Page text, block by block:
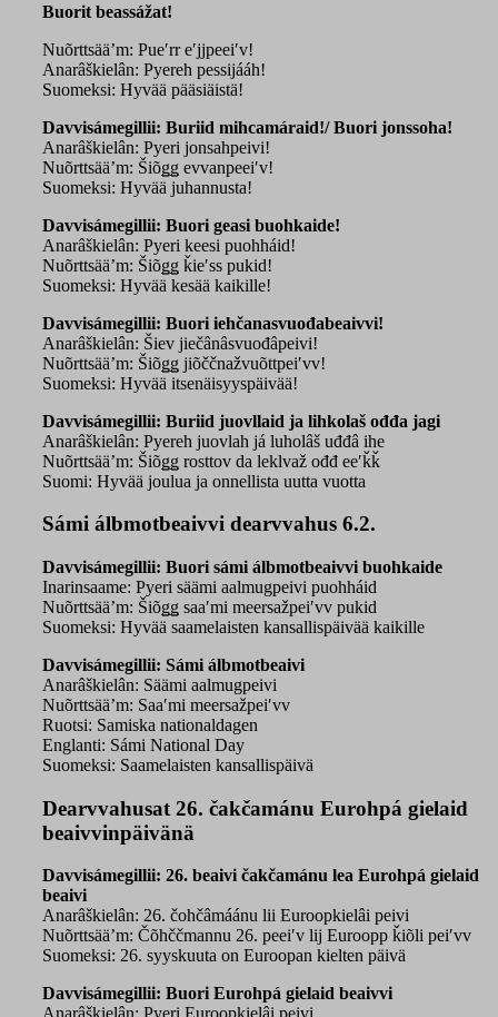
Buorit beassážat!
Nuõrttsää’m: Pueʹrr eʹjjpeeiʹv!
Anarâškielân: Pyereh pessijááh!
Suomeksi: Hyvää pääsiäistä!
Davvisámegillii: Buriid mihcamáraid!/ Buori jonssoha!
Anarâškielân: Pyeri jonsahpeivi!
Nuõrttsää’m: Šiõǥǥ evvanpeeiʹv!
Suomeksi: Hyvää juhannusta!
Davvisámegillii: Buori geasi buohkaide!
Anarâškielân: Pyeri keesi puohháid!
Nuõrttsää’m: Šiõǥǥ ǩieʹss pukid!
Suomeksi: Hyvää kesää kaikille!
Davvisámegillii: Buori iehčanasvuođabeaivvi!
Anarâškielân: Šiev jiečânâsvuođâpeivi!
Nuõrttsää’m: Šiõǥǥ jiõččnažvuõttpeiʹvv!
Suomeksi: Hyvää itsenäisyyspäivää!
Davvisámegillii: Buriid juovllaid ja lihkolaš ođđa jagi
Anarâškielân: Pyereh juovlah já luholâš uđđâ ihe
Nuõrttsää’m: Šiõǥǥ rosttov da leklvaž ođđ eeʹǩǩ
Suomi: Hyvää joulua ja onnellista uutta vuotta
Sámi álbmotbeaivvi dearvvahus 6.2.
Davvisámegillii: Buori sámi álbmotbeaivvi buohkaide
Inarinsaame: Pyeri säämi aalmugpeivi puohháid
Nuõrttsää’m: Šiõǥǥ saaʹmi meersažpeiʹvv pukid
Suomeksi: Hyvää saamelaisten kansallispäivää kaikille
Davvisámegillii: Sámi álbmotbeaivi
Anarâškielân: Säämi aalmugpeivi
Nuõrttsää’m: Saaʹmi meersažpeiʹvv
Ruotsi: Samiska nationaldagen
Englanti: Sámi National Day
Suomeksi: Saamelaisten kansallispäivä
Dearvvahusat 26. čakčamánu Eurohpá gielaid
beaivvinpäivänä
Davvisámegillii: 26. beaivi čakčamánu lea Eurohpá gielaid
beaivi
Anarâškielân: 26. čohčâmáánu lii Euroopkielâi peivi
Nuõrttsää’m: Čõhččmannu 26. peeiʹv lij Euroopp ǩiõli peiʹvv
Suomeksi: 26. syyskuuta on Euroopan kielten päivä
Davvisámegillii: Buori Eurohpá gielaid beaivvi